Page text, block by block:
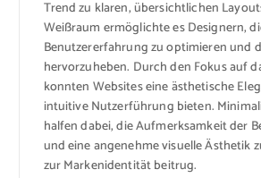
Trend zu klaren, übersichtlichen
Weißraum ermöglichte es Designern,
Benutzererfahrung zu optimieren und
hervorzuheben. Durch den Fokus auf
konnten Websites eine ästhetische
intuitive Nutzerführung bieten.
halfen dabei, die Aufmerksamkeit der
und eine angenehme visuelle Ästhetik
zur Markenidentität beitrug.